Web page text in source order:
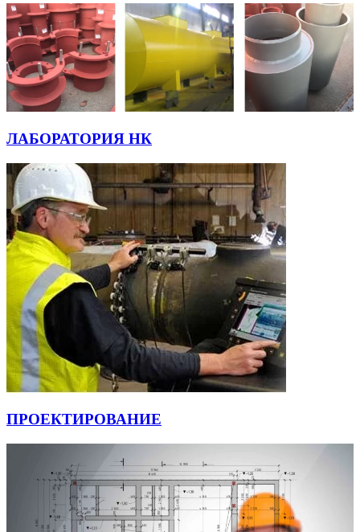
ЛАБОРАТОРИЯ НК
ПРОЕКТИРОВАНИЕ